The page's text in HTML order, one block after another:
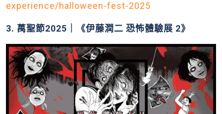
experience/halloween-fest-2025
3. 萬聖節2025｜《伊藤潤二 恐怖體驗展 2》